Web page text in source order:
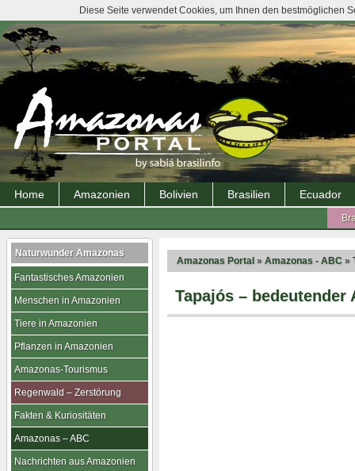
Home Amazonien Bolivien Brasilien Ecuador
Amazonas Portal » Amazonas - ABC »
Tapajós – bedeutender
Naturwunder Amazonas
Fantastisches Amazonien
Menschen in Amazonien
Tiere in Amazonien
Pflanzen in Amazonien
Amazonas-Tourismus
Regenwald – Zerstörung
Fakten & Kuriositäten
Amazonas – ABC
Nachrichten aus Amazonien
Diese Seite verwendet Cookies, um Ihnen den bestmöglichen